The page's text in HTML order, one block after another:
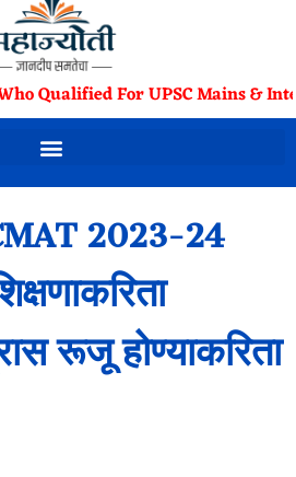
Qualified For UPSC Mains &
2023-24
रूजू होण्याकरिता